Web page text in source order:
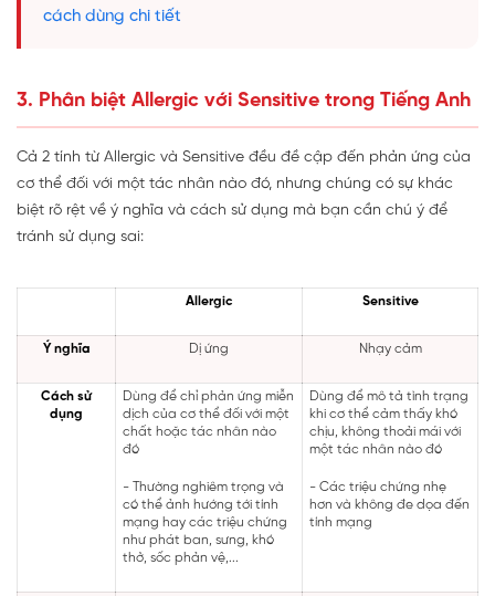
cách dùng chi tiết
3. Phân biệt Allergic với Sensitive trong Tiếng Anh
Cả 2 tính từ Allergic và Sensitive đều đề cập đến phản ứng của
cơ thể đối với một tác nhân nào đó, nhưng chúng có sự khác
biệt rõ rệt về ý nghĩa và cách sử dụng mà bạn cần chú ý để
tránh sử dụng sai:
Allergic Sensitive
Ý nghĩa Dị ứng Nhạy cảm
Cách sử
dụng
Dùng để chỉ phản ứng miễn
dịch của cơ thể đối với một
chất hoặc tác nhân nào
đó
- Thường nghiêm trọng và
có thể ảnh hướng tới tính
mạng hay các triệu chứng
như phát ban, sưng, khó
thở, sốc phản vệ,...
Dùng để mô tả tình trạng
khi cơ thể cảm thấy khó
chịu, không thoải mái với
một tác nhân nào đó
- Các triệu chứng nhẹ
hơn và không đe dọa đến
tính mạng